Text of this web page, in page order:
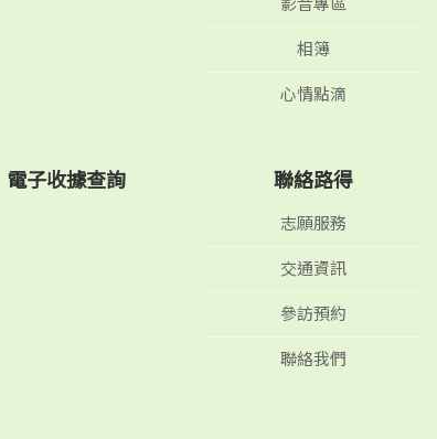
影音專區
相簿
心情點滴
電子收據查詢 聯絡路得
志願服務
交通資訊
參訪預約
聯絡我們